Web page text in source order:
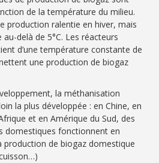
de la température du milieu.
production ralentie en hiver, mais
delà de 5°C. Les réacteurs
d’une température constante de
une production de biogaz
la méthanisation
la plus développée : en Chine, en
et en Amérique du Sud, des
domestiques fonctionnent en
production de biogaz domestique